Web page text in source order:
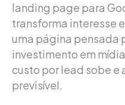
landing page para
transforma interesse
uma página pensada
investimento em
custo por lead sobe e
previsível.